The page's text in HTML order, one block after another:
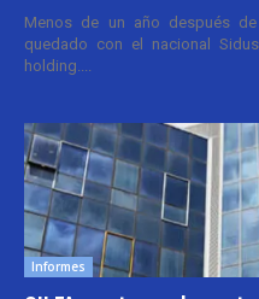
Menos de un año después
quedado con el nacional
holding....
Informes